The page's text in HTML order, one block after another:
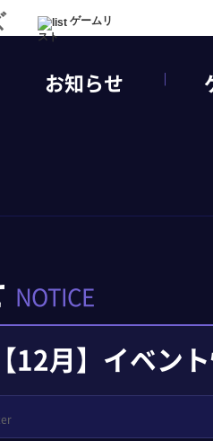
ゲームリ
スト
お知らせ
NOTICE
【12月】イベン